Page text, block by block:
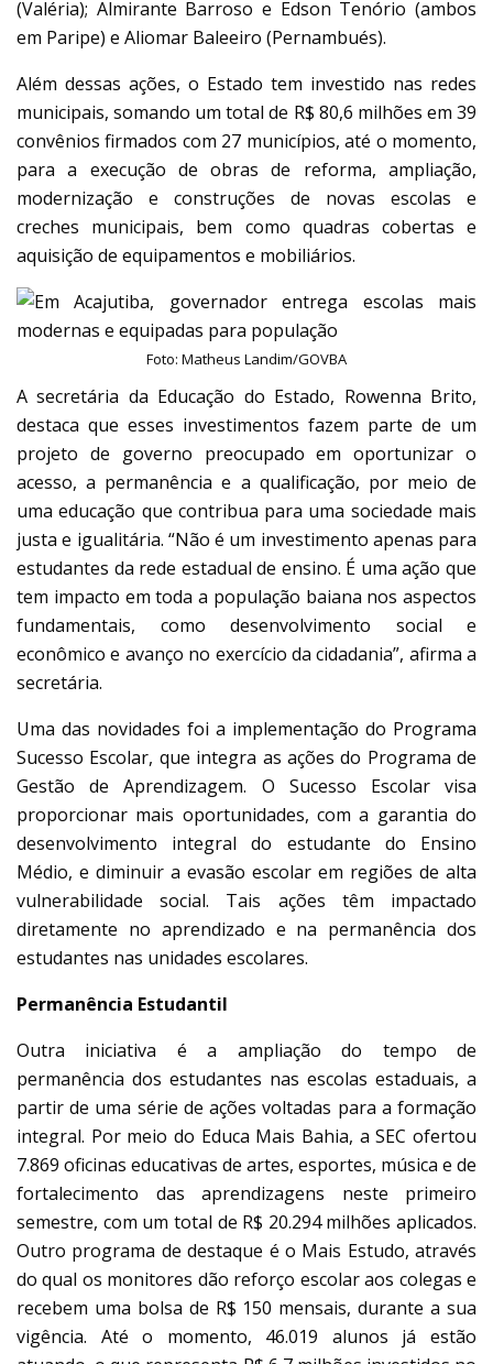
(Valéria); Almirante Barroso e Edson Tenório (ambos
em Paripe) e Aliomar Baleeiro (Pernambués).
Além dessas ações, o Estado tem investido nas redes
municipais, somando um total de R$ 80,6 milhões em 39
convênios firmados com 27 municípios, até o momento,
para a execução de obras de reforma, ampliação,
modernização e construções de novas escolas e
creches municipais, bem como quadras cobertas e
aquisição de equipamentos e mobiliários.
Foto: Matheus Landim/GOVBA
A secretária da Educação do Estado, Rowenna Brito,
destaca que esses investimentos fazem parte de um
projeto de governo preocupado em oportunizar o
acesso, a permanência e a qualificação, por meio de
uma educação que contribua para uma sociedade mais
justa e igualitária. “Não é um investimento apenas para
estudantes da rede estadual de ensino. É uma ação que
tem impacto em toda a população baiana nos aspectos
fundamentais, como desenvolvimento social e
econômico e avanço no exercício da cidadania”, afirma a
secretária.
Uma das novidades foi a implementação do Programa
Sucesso Escolar, que integra as ações do Programa de
Gestão de Aprendizagem. O Sucesso Escolar visa
proporcionar mais oportunidades, com a garantia do
desenvolvimento integral do estudante do Ensino
Médio, e diminuir a evasão escolar em regiões de alta
vulnerabilidade social. Tais ações têm impactado
diretamente no aprendizado e na permanência dos
estudantes nas unidades escolares.
Permanência Estudantil
Outra iniciativa é a ampliação do tempo de
permanência dos estudantes nas escolas estaduais, a
partir de uma série de ações voltadas para a formação
integral. Por meio do Educa Mais Bahia, a SEC ofertou
7.869 oficinas educativas de artes, esportes, música e de
fortalecimento das aprendizagens neste primeiro
semestre, com um total de R$ 20.294 milhões aplicados.
Outro programa de destaque é o Mais Estudo, através
do qual os monitores dão reforço escolar aos colegas e
recebem uma bolsa de R$ 150 mensais, durante a sua
vigência. Até o momento, 46.019 alunos já estão